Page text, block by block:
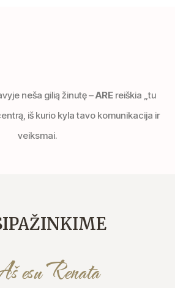
neša gilią žinutę –AREreiškia „tu
iš kurio kyla tavo komunikacija ir
veiksmai.
esu Renata